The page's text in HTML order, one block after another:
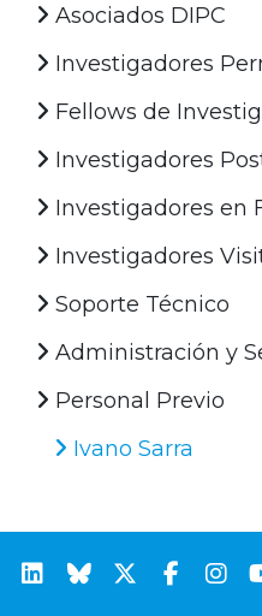
Asociados DIPC
Investigadores
Fellows de
Investigadores
Investigadores en
Investigadores
Soporte Técnico
Administración y
Personal Previo
Ivano Sarra